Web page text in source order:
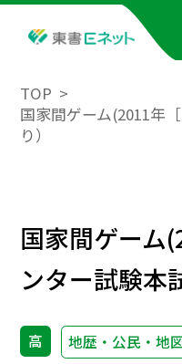
TOP
国家間ゲーム(2011年
り）
国家間ゲーム
ンター試験本
高 地歴・公民・地